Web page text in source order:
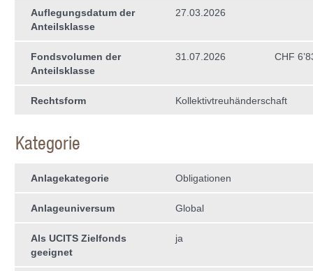
Auflegungsdatum der
Anteilsklasse
27.03.2026
Fondsvolumen der
Anteilsklasse
31.07.2026 CHF
Rechtsform Kollektivtreuhän­derschaft
Kategorie
Anlagekategorie Obligationen
Anlageuniversum Global
Als UCITS Zielfonds
geeignet
ja